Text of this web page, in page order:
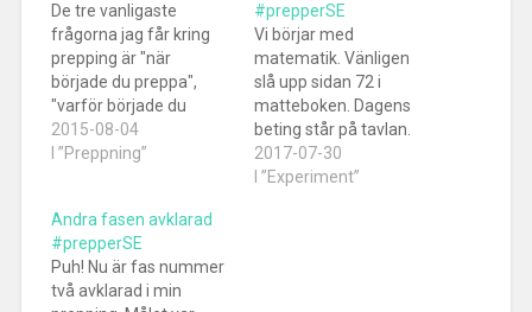
De tre vanligaste
frågorna jag får kring
prepping är "när
började du preppa",
"varför började du
preppa" och "vad tror
du kommer att hända".
ge svar på de två första
frågorna här. Den sista
frågan, vad jag tror
kommer hända, har jag
2015-08-04
I ”Preppning”
#prepperSE
Vi börjar med
matematik. Vänligen
slå upp sidan 72 i
matteboken. Dagens
beting står på tavlan.
Rent teoretiskt kan
man bryta ner sitt
2017-07-30
I ”Experiment”
Andra fasen avklarad
#prepperSE
Puh! Nu är fas nummer
två avklarad i min